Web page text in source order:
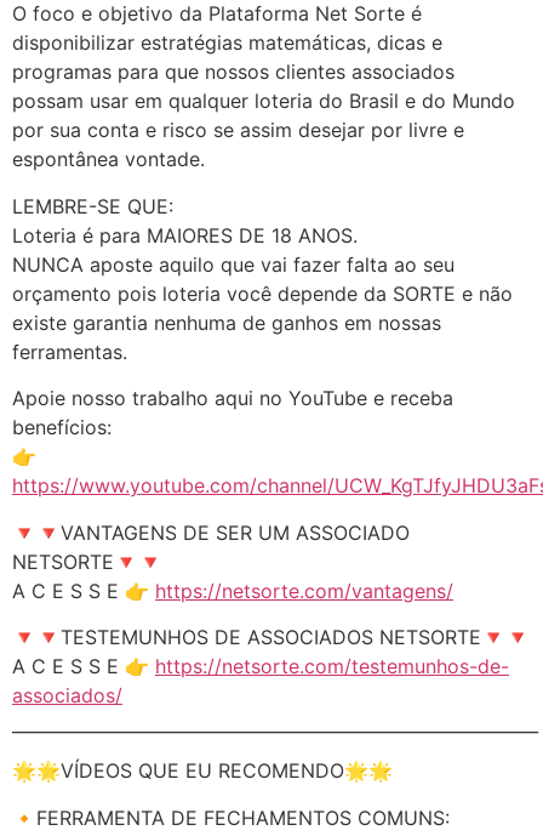
O foco e objetivo da Plataforma Net Sorte é
disponibilizar estratégias matemáticas, dicas e
programas para que nossos clientes associados
possam usar em qualquer loteria do Brasil e do Mundo
por sua conta e risco se assim desejar por livre e
espontânea vontade.
LEMBRE-SE QUE:
Loteria é para MAIORES DE 18 ANOS.
NUNCA aposte aquilo que vai fazer falta ao seu
orçamento pois loteria você depende da SORTE e não
existe garantia nenhuma de ganhos em nossas
ferramentas.
Apoie nosso trabalho aqui no YouTube e receba
benefícios:
👉
https://www.youtube.com/channel/
🔻🔻VANTAGENS DE SER UM ASSOCIADO
NETSORTE🔻🔻
A C E S S E 👉 https://netsorte.com/vantagens/
🔻🔻TESTEMUNHOS DE ASSOCIADOS NETSORTE🔻🔻
A C E S S E 👉 https://netsorte.com/testemunhos-de-
associados/
🌟🌟VÍDEOS QUE EU RECOMENDO🌟🌟
🔸FERRAMENTA DE FECHAMENTOS COMUNS: